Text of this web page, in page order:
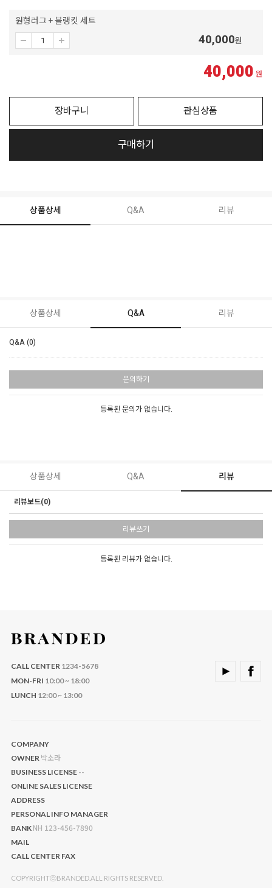
원형러그 + 블랭킷 세트
40,000원
40,000 원
장바구니 관심상품
구매하기
상품상세 Q&A 리뷰
상품상세 Q&A 리뷰
Q&A (0)
문의하기
등록된 문의가 없습니다.
상품상세 Q&A 리뷰
리뷰보드(0)
리뷰쓰기
등록된 리뷰가 없습니다.
CALL CENTER1234-5678
MON-FRI 10:00 ~ 18:00
LUNCH 12:00 ~ 13:00
COMPANY
OWNER 박소라
BUSINESS LICENSE --
ONLINE SALES LICENSE
ADDRESS
PERSONAL INFO MANAGER
BANK NH 123-456-7890
MAIL
CALL CENTER FAX
COPYRIGHTⓒBRANDED.ALL RIGHTS RESERVED.